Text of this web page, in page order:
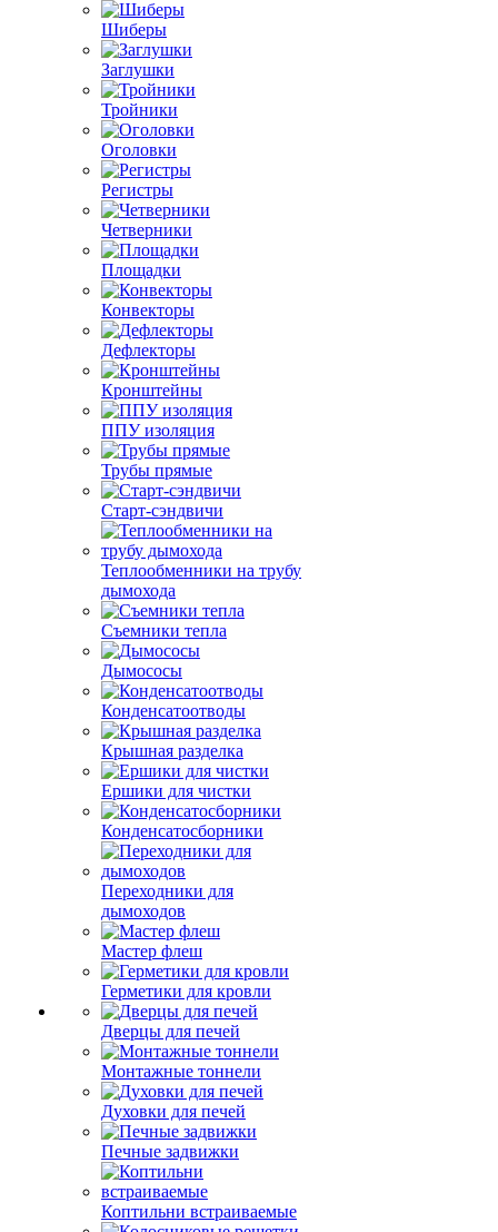
Шиберы
Заглушки
Тройники
Оголовки
Регистры
Четверники
Площадки
Конвекторы
Дефлекторы
Кронштейны
ППУ изоляция
Трубы прямые
Старт-сэндвичи
Теплообменники на трубу
дымохода
Съемники тепла
Дымососы
Конденсатоотводы
Крышная разделка
Ершики для чистки
Конденсатосборники
Переходники для
дымоходов
Мастер флеш
Герметики для кровли
Дверцы для печей
Монтажные тоннели
Духовки для печей
Печные задвижки
Коптильни встраиваемые